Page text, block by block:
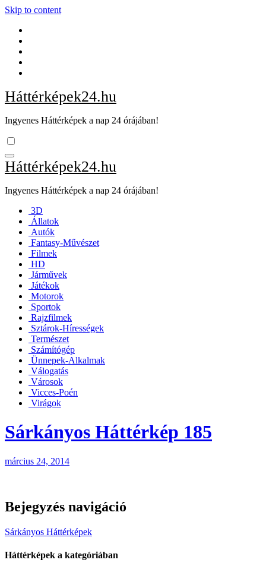
Skip to content
Háttérképek24.hu
Ingyenes Háttérképek a nap 24 órájában!
Háttérképek24.hu
Ingyenes Háttérképek a nap 24 órájában!
3D
Állatok
Autók
Fantasy-Művészet
Filmek
HD
Járművek
Játékok
Motorok
Sportok
Rajzfilmek
Sztárok-Hírességek
Természet
Számítógép
Ünnepek-Alkalmak
Válogatás
Városok
Vicces-Poén
Virágok
Sárkányos Háttérkép 185
március 24, 2014
Bejegyzés navigáció
Sárkányos Háttérképek
Háttérképek a kategóriában